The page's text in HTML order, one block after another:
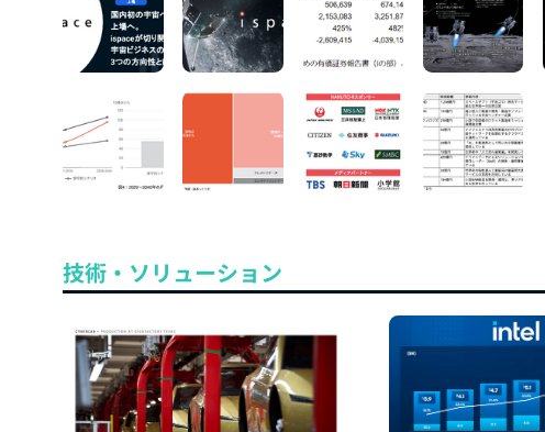
技術・ソリューション